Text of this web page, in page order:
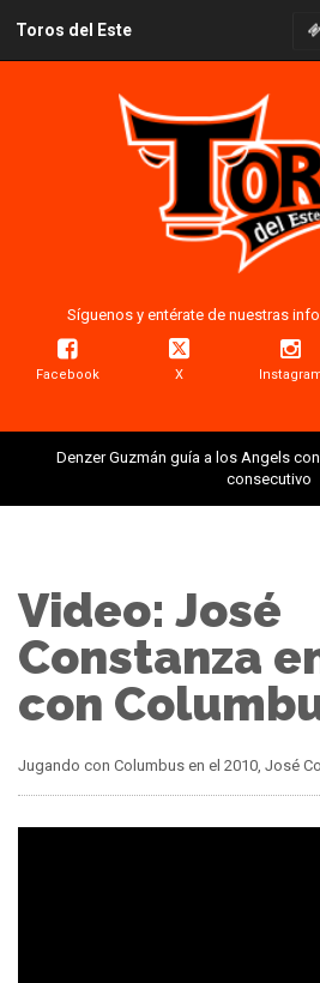
Toros del Este
Síguenos y entérate de nuestras
Facebook X
Denzer Guzmán guía a los Angels
consecutivo
Video: José
Constanza
con
Jugando con Columbus en el 2010, José